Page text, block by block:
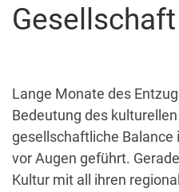
Gesellschaft
Lange Monate des
Bedeutung des
gesellschaftliche Balance
vor Augen geführt.
Kultur mit all ihren